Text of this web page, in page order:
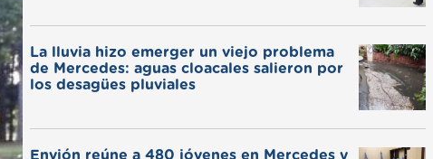
La lluvia hizo emerger un viejo problema
de Mercedes: aguas cloacales salieron por
los desagües pluviales
Envión reúne a 480 jóvenes en Mercedes y